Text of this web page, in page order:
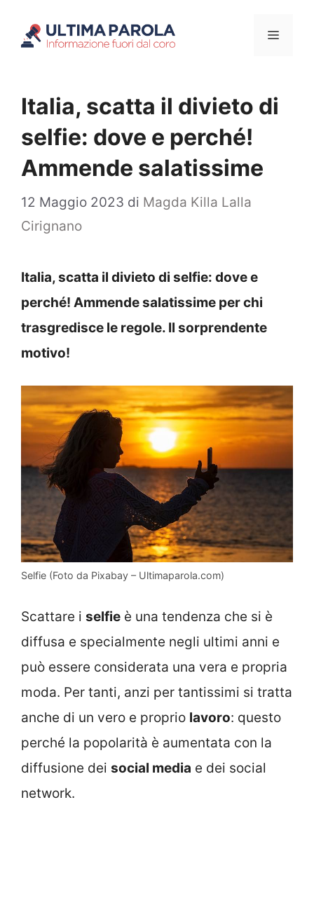
Menu
Italia, scatta il divieto di
selfie: dove e perché!
Ammende salatissime
12 Maggio 2023 di Magda Killa Lalla
Cirignano
Italia, scatta il divieto di selfie: dove e
perché! Ammende salatissime per chi
trasgredisce le regole. Il sorprendente
motivo!
Selfie (Foto da Pixabay – Ultimaparola.com)
Scattare i selfie è una tendenza che si è
diffusa e specialmente negli ultimi anni e
può essere considerata una vera e propria
moda. Per tanti, anzi per tantissimi si tratta
anche di un vero e proprio lavoro: questo
perché la popolarità è aumentata con la
diffusione dei social media e dei social
network.